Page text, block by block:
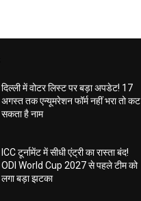
दिल्ली में वोटर लिस्ट पर बड़ा अपडेट! 17
अगस्त तक एन्यूमरेशन फॉर्म नहीं भरा तो कट
सकता है नाम
ICC टूर्नामेंट में सीधी एंट्री का रास्ता बंद!
ODI World Cup 2027 से पहले टीम को
लगा बड़ा झटका